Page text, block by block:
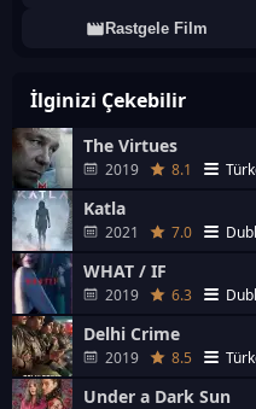
Rastgele Film
İlginizi Çekebilir
The Virtues
2019 8.1
Katla
2021 7.0
WHAT / IF
2019 6.3
Delhi Crime
2019 8.5
Under a Dark Sun